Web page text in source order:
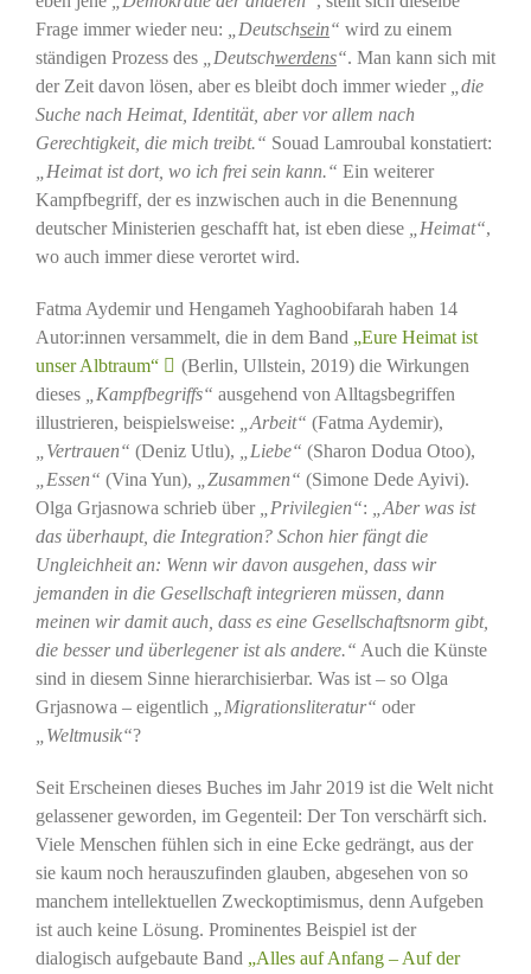
Frage immer wieder neu:
„Deutschsein“ wird zu einem
ständigen Prozess des
„Deutschwerdens“. Man kann sich mit
der Zeit davon lösen, aber es bleibt doch immer wieder
„die
Suche nach Heimat, Identität, aber vor allem nach
Gerechtigkeit, die mich treibt.“ Souad Lamroubal konstatiert:
„Heimat ist dort, wo ich frei sein kann.“ Ein weiterer
Kampfbegriff, der es inzwischen auch in die Benennung
deutscher Ministerien geschafft hat, ist eben diese
„Heimat“,
wo auch immer diese verortet wird.
Fatma Aydemir und Hengameh Yaghoobifarah haben 14
Autor:innen versammelt, die in dem Band „Eure Heimat ist
unser Albtraum“
(Berlin, Ullstein, 2019) die Wirkungen
dieses
„Kampfbegriffs“ ausgehend von Alltagsbegriffen
illustrieren, beispielsweise:
„Arbeit“ (Fatma Aydemir),
„Vertrauen“ (Deniz Utlu), „Liebe“ (Sharon Dodua Otoo),
„Essen“ (Vina Yun), „Zusammen“ (Simone Dede Ayivi).
Olga Grjasnowa schrieb über
„Privilegien“:
„Aber was ist
das überhaupt, die Integration? Schon hier fängt die
Ungleichheit an: Wenn wir davon ausgehen, dass wir
jemanden in die Gesellschaft integrieren müssen, dann
meinen wir damit auch, dass es eine Gesellschaftsnorm gibt,
die besser und überlegener ist als andere.“ Auch die Künste
sind in diesem Sinne hierarchisierbar. Was ist – so Olga
Grjasnowa – eigentlich
„Migrationsliteratur“ oder
„Weltmusik“?
Seit Erscheinen dieses Buches im Jahr 2019 ist die Welt nicht
gelassener geworden, im Gegenteil: Der Ton verschärft sich.
Viele Menschen fühlen sich in eine Ecke gedrängt, aus der
sie kaum noch herauszufinden glauben, abgesehen von so
manchem intellektuellen Zweckoptimismus, denn Aufgeben
ist auch keine Lösung. Prominentes Beispiel ist der
dialogisch aufgebaute Band „Alles auf Anfang – Auf der